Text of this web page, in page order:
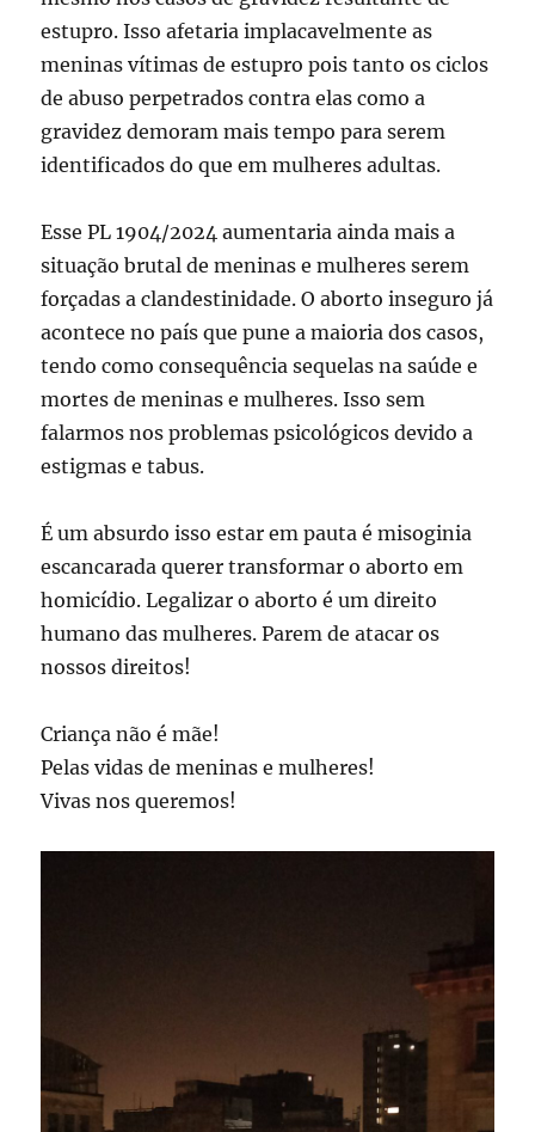
estupro. Isso afetaria implacavelmente as
meninas vítimas de estupro pois tanto os ciclos
de abuso perpetrados contra elas como a
gravidez demoram mais tempo para serem
identificados do que em mulheres adultas.
Esse PL 1904/2024 aumentaria ainda mais a
situação brutal de meninas e mulheres serem
forçadas a clandestinidade. O aborto inseguro já
acontece no país que pune a maioria dos casos,
tendo como consequência sequelas na saúde e
mortes de meninas e mulheres. Isso sem
falarmos nos problemas psicológicos devido a
estigmas e tabus.
É um absurdo isso estar em pauta é misoginia
escancarada querer transformar o aborto em
homicídio. Legalizar o aborto é um direito
humano das mulheres. Parem de atacar os
nossos direitos!
Criança não é mãe!
Pelas vidas de meninas e mulheres!
Vivas nos queremos!